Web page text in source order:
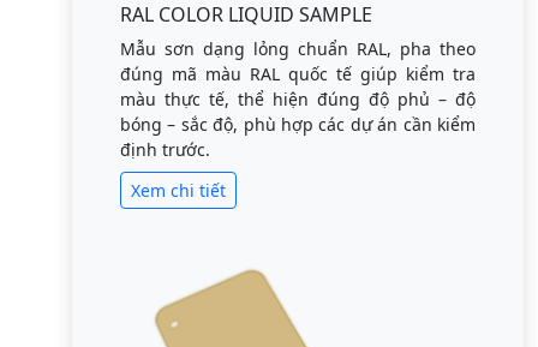
RAL COLOR LIQUID SAMPLE
Mẫu sơn dạng lỏng chuẩn RAL, pha theo
đúng mã màu RAL quốc tế giúp kiểm tra
màu thực tế, thể hiện đúng độ phủ – độ
bóng – sắc độ, phù hợp các dự án cần kiểm
định trước.
Xem chi tiết